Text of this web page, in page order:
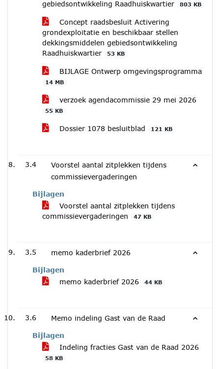
gebiedsontwikkeling Raadhuiskwartier 803 KB
Concept raadsbesluit Activering
grondexploitatie en beschikbaar stellen
dekkingsmiddelen gebiedsontwikkeling
Raadhuiskwartier
53 KB
BIJLAGE Ontwerp omgevingsprogramma
14 MB
verzoek agendacommissie 29 mei 2026
55 KB
Dossier 1078 besluitblad 121 KB
3.4
Voorstel aantal zitplekken tijdens
commissievergaderingen
Bijlagen
Voorstel aantal zitplekken tijdens
commissievergaderingen
47 KB
3.5 memo kaderbrief 2026
Bijlagen
memo kaderbrief 2026
44 KB
3.6 Memo indeling Gast van de Raad
Bijlagen
Indeling fracties Gast van de Raad 2026
58 KB